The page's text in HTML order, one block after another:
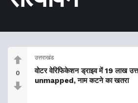
0
उत्तराखंड
वोटर वेरिफिकेशन ड्राइव में 19 लाख
unmapped, नाम कटने का खतरा